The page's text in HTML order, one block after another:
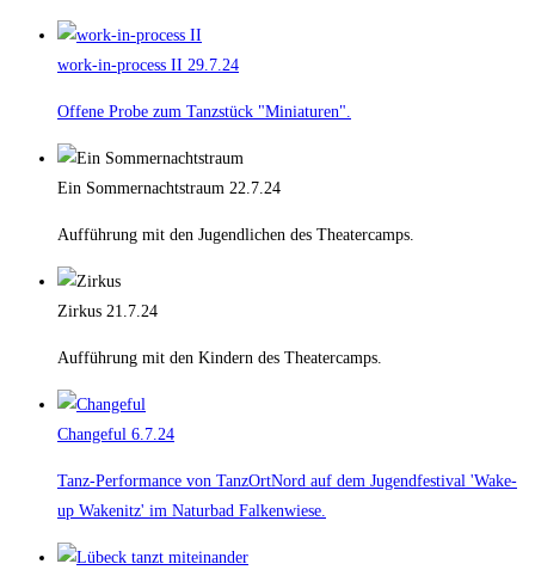
work-in-process II 29.7.24
Offene Probe zum Tanzstück "Miniaturen".
Ein Sommernachtstraum 22.7.24
Aufführung mit den Jugendlichen des Theatercamps.
Zirkus 21.7.24
Aufführung mit den Kindern des Theatercamps.
Changeful 6.7.24
Tanz-Performance von TanzOrtNord auf dem Jugendfestival 'Wake-
up Wakenitz' im Naturbad Falkenwiese.